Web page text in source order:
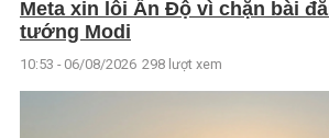
Meta xin lỗi Ấn Độ vì chặn bài
tướng Modi
10:53 - 06/08/2026 298 lượt xem